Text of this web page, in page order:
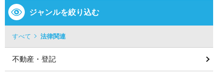
ジャンルを絞り込む
すべて 法律関連
不動産・登記